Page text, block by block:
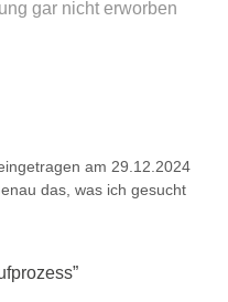
gar nicht erworben
am 29.12.2024
das, was ich gesucht
”